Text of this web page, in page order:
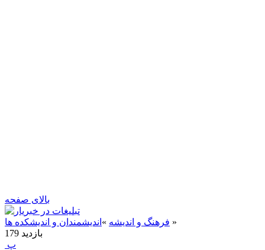
بالای صفحه
فرهنگ و اندیشه » اندیشمندان و اندیشکده ها
»
179 بازدید
‍ پ